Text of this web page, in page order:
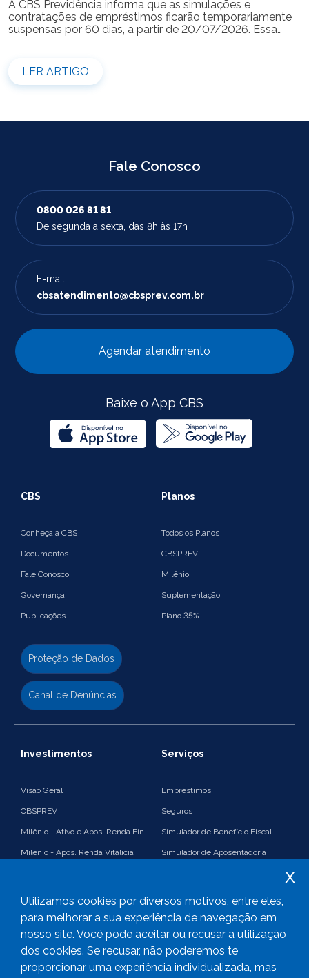
A CBS Previdência informa que as simulações e
contratações de empréstimos ficarão temporariamente
suspensas por 60 dias, a partir de 20/07/2026. Essa
realizar novas simulações ou contratar empréstimos
pelos canais disponibilizados pela CBS Previdência.
Recomendamos que os participantes que […]
LER ARTIGO
Fale Conosco
0800 026 81 81
De segunda a sexta, das 8h às 17h
E-mail
cbsatendimento@cbsprev.com.br
Agendar atendimento
Baixe o App CBS
CBS
Conheça a CBS
Documentos
Fale Conosco
Governança
Publicações
Proteção de Dados
Canal de Denúncias
Planos
Todos os Planos
CBSPREV
Milênio
Suplementação
Plano 35%
Investimentos
Visão Geral
CBSPREV
Milênio - Ativo e Apos. Renda Fin.
Milênio - Apos. Renda Vitalícia
PGA
Consolidado
Serviços
Empréstimos
Seguros
Simulador de Benefício Fiscal
Simulador de Aposentadoria
Fiscal
Links úteis
x
Utilizamos cookies por diversos motivos, entre eles,
para melhorar a sua experiência de navegação em
nosso site. Você pode aceitar ou recusar a utilização
dos cookies. Se recusar, não poderemos te
proporcionar uma experiência individualizada, mas